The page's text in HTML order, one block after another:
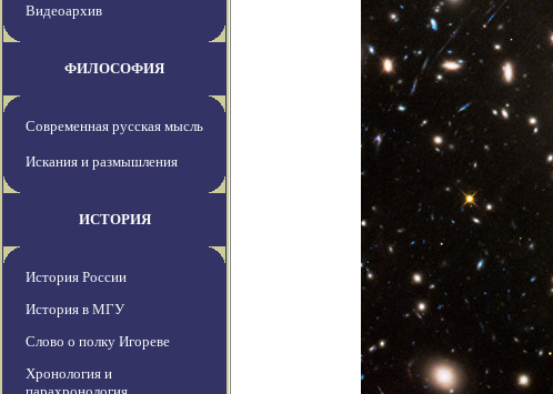
Видеоархив
ФИЛОСОФИЯ
Современная русская мысль
Искания и размышления
ИСТОРИЯ
История России
История в МГУ
Слово о полку Игореве
Хронология и